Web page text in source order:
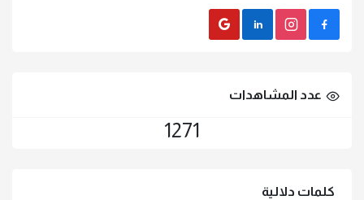
عدد المشاهدات
1271
كلمات دلالية